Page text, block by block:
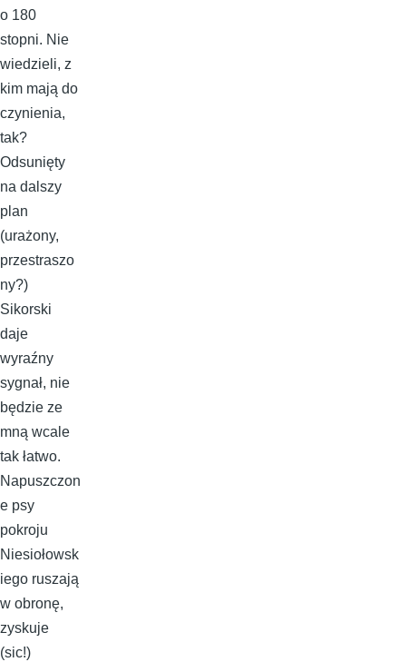
o 180
stopni. Nie
wiedzieli, z
kim mają do
czynienia,
tak?
Odsunięty
na dalszy
plan
(urażony,
przestraszo
ny?)
Sikorski
daje
wyraźny
sygnał, nie
będzie ze
mną wcale
tak łatwo.
Napuszczon
e psy
pokroju
Niesiołowsk
iego ruszają
w obronę,
zyskuje
(sic!)